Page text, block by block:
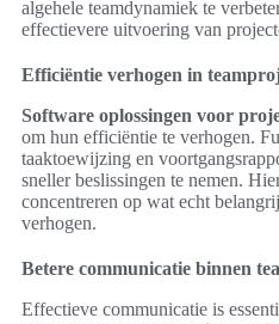
algehele teamdynamiek te
effectievere uitvoering van
Efficiëntie verhogen in
Software oplossingen voor
om hun efficiëntie te verhogen.
taaktoewijzing en
sneller beslissingen te nemen.
concentreren op wat echt
verhogen.
Betere communicatie binnen
Effectieve communicatie is